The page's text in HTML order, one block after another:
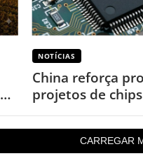
NOTÍCIAS
China reforça
projetos de
punições por
CARREGAR